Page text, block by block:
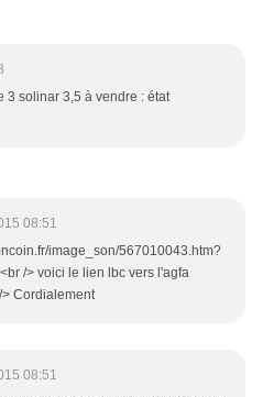
3 solinar 3,5 à vendre : état
08:51
image_son/567010043.htm?
/> voici le lien lbc vers l'agfa
Cordialement
08:51